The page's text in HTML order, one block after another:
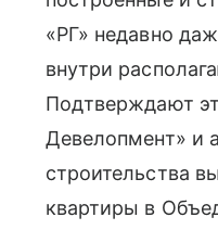
«РГ» недавно
внутри
Подтверждают
Девелопмент» и
строительства
квартиры в